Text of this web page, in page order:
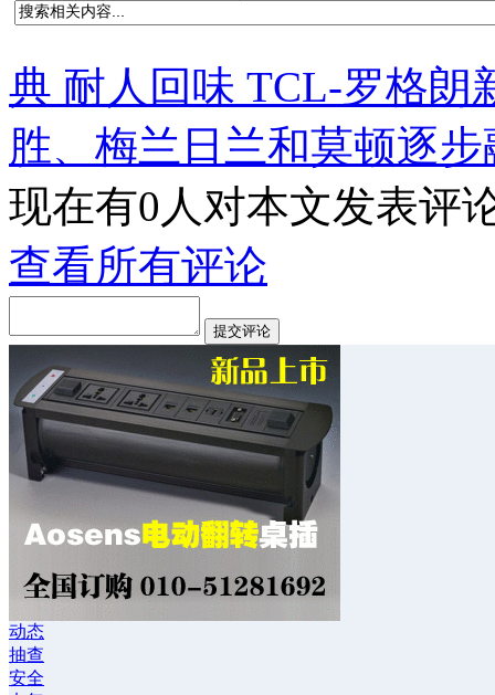
典 耐人回味 TCL-罗格朗
胜、梅兰日兰和莫顿逐
现在有0 人对本文发表评
查看所有评论
动态
抽查
安全